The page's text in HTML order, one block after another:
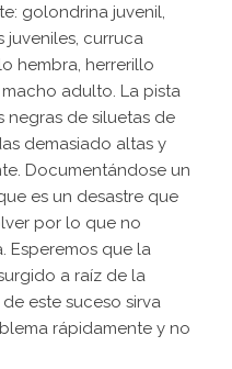
golondrina juvenil,
juveniles, curruca
hembra, herrerillo
adulto. La pista
de siluetas de
demasiado altas y
Documentándose un
es un desastre que
por lo que no
Esperemos que la
a raíz de la
este suceso sirva
rápidamente y no